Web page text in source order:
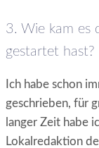
3. Wie kam es
gestartet hast?
Ich habe schon
geschrieben, für
langer Zeit habe
Lokalredaktion